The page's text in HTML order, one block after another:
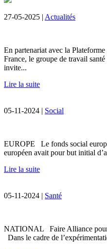
27-05-2025 | Actualités
En partenariat avec la
France, le groupe de travail
invite...
Lire la suite
05-11-2024 | Social
EUROPE Le fonds social
européen avait pour but initial
Lire la suite
05-11-2024 | Santé
NATIONAL Faire Alliance pour
Dans le cadre de